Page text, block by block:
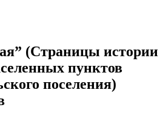
(Страницы истории
пунктов
поселения)